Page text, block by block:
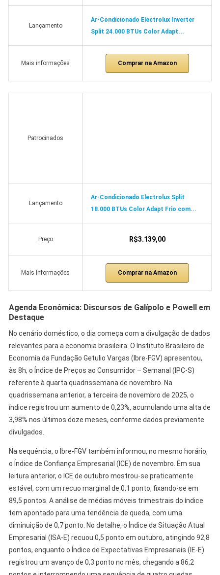
Lançamento
Ar-Condicionado Electrolux Inverter
Split 24.000 BTUs Color Adapt...
Mais informações Comprar na Amazon
Patrocinados
Lançamento
Ar-Condicionado Electrolux Split
18.000 BTUs Color Adapt Frio com...
Preço R$3.139,00
Mais informações Comprar na Amazon
Agenda Econômica: Discursos de Galípolo e Powell em
Destaque
No cenário doméstico, o dia começa com a divulgação de dados
relevantes para a economia brasileira. O Instituto Brasileiro de
Economia da Fundação Getulio Vargas (Ibre-FGV) apresentou,
às 8h, o Índice de Preços ao Consumidor – Semanal (IPC-S)
referente à quarta quadrissemana de novembro. Na
quadrissemana anterior, a terceira de novembro de 2025, o
índice registrou um aumento de 0,23%, acumulando uma alta de
3,98% nos últimos doze meses, conforme dados previamente
divulgados.
Na sequência, o Ibre-FGV também informou, no mesmo horário,
o Índice de Confiança Empresarial (ICE) de novembro. Em sua
leitura anterior, o ICE de outubro mostrou-se praticamente
estável, com um recuo marginal de 0,1 ponto, fixando-se em
89,5 pontos. A análise de médias móveis trimestrais do índice
tem apontado para uma tendência de queda, com uma
diminuição de 0,7 ponto. No detalhe, o Índice da Situação Atual
Empresarial (ISA-E) recuou 0,5 ponto em outubro, atingindo 92,8
pontos, enquanto o Índice de Expectativas Empresariais (IE-E)
registrou um avanço de 0,3 ponto no mês, chegando a 86,2